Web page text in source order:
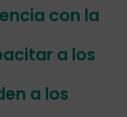
con la
a los
a los